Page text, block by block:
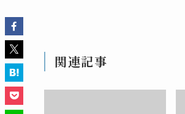
関連記事